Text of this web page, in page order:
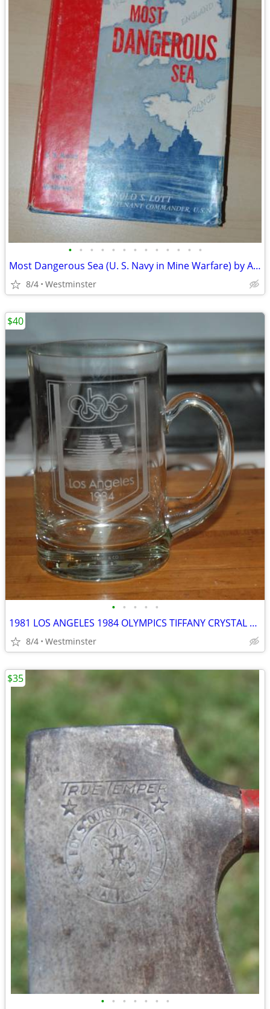
• • • • • • • • • • • • •
Most Dangerous Sea (U. S. Navy in Mine Warfare) by Arnold S. Lott Hard
8/4 Westminster
• • • • •
1981 LOS ANGELES 1984 OLYMPICS TIFFANY CRYSTAL MUG ABC EXEC GIFT
8/4 Westminster
$40
• • • • • • •
$35